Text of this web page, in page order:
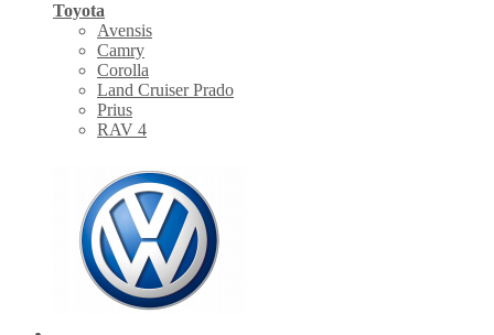
Toyota
Avensis
Camry
Corolla
Land Cruiser Prado
Prius
RAV 4